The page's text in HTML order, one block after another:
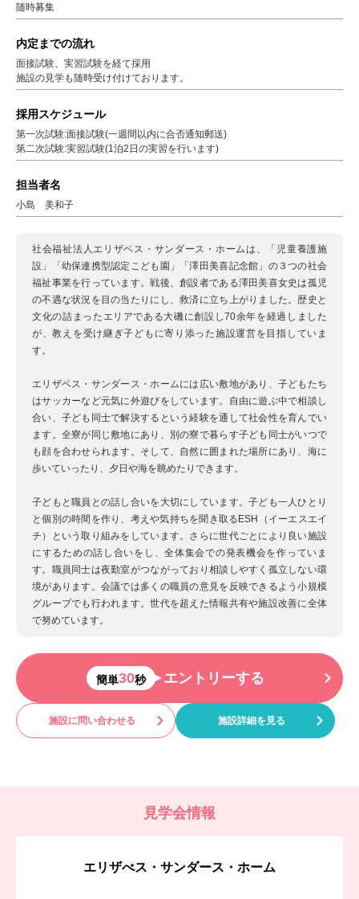
随時募集
内定までの流れ
面接試験、実習試験を経て採用
施設の見学も随時受け付けております。
採用スケジュール
第一次試験:面接試験(一週間以内に合否通知郵送)
第二次試験:実習試験(1泊2日の実習を行います)
担当者名
小島 美和子
社会福祉法人エリザベス・サンダース・ホームは、「児童養護施
設」「幼保連携型認定こども園」「澤田美喜記念館」の３つの社会
福祉事業を行っています。戦後、創設者である澤田美喜女史は孤児
の不遇な状況を目の当たりにし、救済に立ち上がりました。歴史と
文化の詰まったエリアである大磯に創設し70余年を経過しました
が、教えを受け継ぎ子どもに寄り添った施設運営を目指していま
す。
エリザベス・サンダース・ホームには広い敷地があり、子どもたち
はサッカーなど元気に外遊びをしています。自由に遊ぶ中で相談し
合い、子ども同士で解決するという経験を通して社会性を育んでい
ます。全寮が同じ敷地にあり、別の寮で暮らす子ども同士がいつで
も顔を合わせられます。そして、自然に囲まれた場所にあり、海に
歩いていったり、夕日や海を眺めたりできます。
子どもと職員との話し合いを大切にしています。子ども一人ひとり
と個別の時間を作り、考えや気持ちを聞き取るESH（イーエスエイ
チ）という取り組みをしています。さらに世代ごとにより良い施設
にするための話し合いをし、全体集会での発表機会を作っていま
す。職員同士は夜勤室がつながっており相談しやすく孤立しない環
境があります。会議では多くの職員の意見を反映できるよう小規模
グループでも行われます。世代を超えた情報共有や施設改善に全体
で努めています。
簡単30秒 エントリーする
施設に問い合わせる 施設詳細を見る
見学会情報
エリザべス・サンダース・ホーム